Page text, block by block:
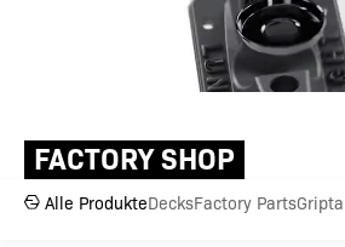
FACTORY SHOP
Alle ProdukteDecksFactory Parts